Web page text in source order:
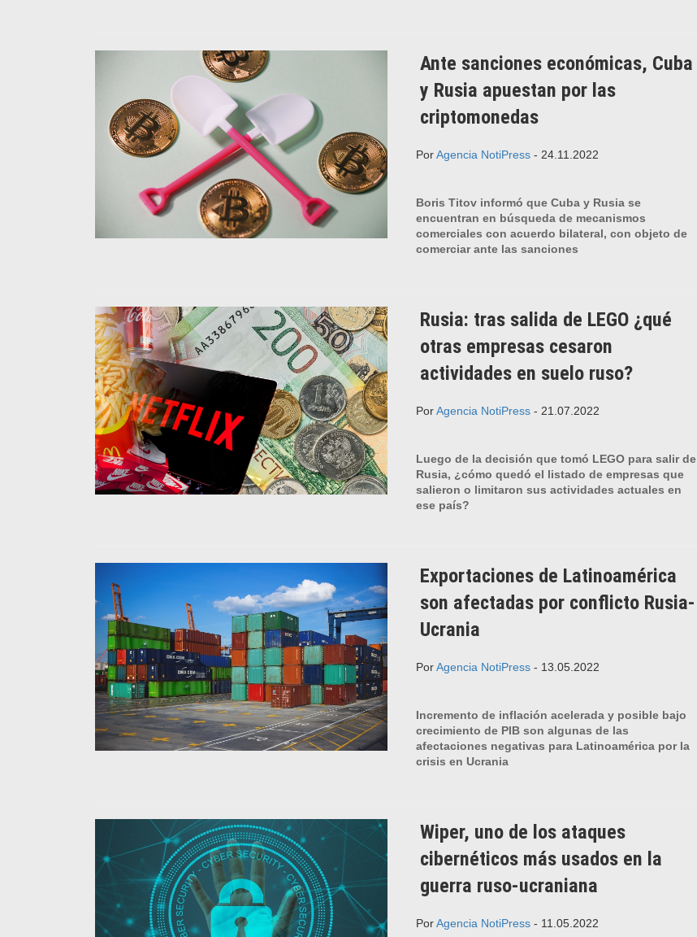
Ante sanciones económicas, Cuba
y Rusia apuestan por las
criptomonedas
PorAgencia NotiPress - 24.11.2022
Boris Titov informó que Cuba y Rusia se
encuentran en búsqueda de mecanismos
comerciales con acuerdo bilateral, con objeto de
comerciar ante las sanciones
Rusia: tras salida de LEGO ¿qué
otras empresas cesaron
actividades en suelo ruso?
PorAgencia NotiPress - 21.07.2022
Luego de la decisión que tomó LEGO para salir de
Rusia, ¿cómo quedó el listado de empresas que
salieron o limitaron sus actividades actuales en
ese país?
Exportaciones de Latinoamérica
son afectadas por conflicto Rusia-
Ucrania
PorAgencia NotiPress - 13.05.2022
Incremento de inflación acelerada y posible bajo
crecimiento de PIB son algunas de las
afectaciones negativas para Latinoamérica por la
crisis en Ucrania
Wiper, uno de los ataques
cibernéticos más usados en la
guerra ruso-ucraniana
PorAgencia NotiPress - 11.05.2022